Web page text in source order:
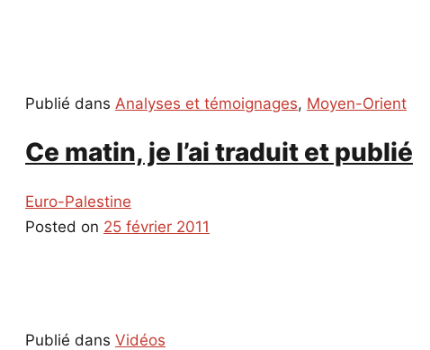
Publié dans Analyses et témoignages, Moyen-Orient
Ce matin, je l’ai traduit et publié
Euro-Palestine
Posted on 25 février 2011
Publié dans Vidéos